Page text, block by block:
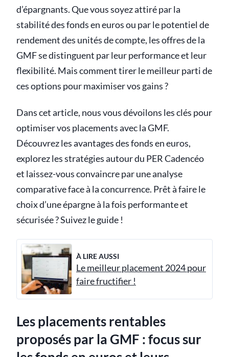
d’épargnants. Que vous soyez attiré par la
stabilité des fonds en euros ou par le potentiel de
rendement des unités de compte, les offres de la
GMF se distinguent par leur performance et leur
flexibilité. Mais comment tirer le meilleur parti de
ces options pour maximiser vos gains ?
Dans cet article, nous vous dévoilons les clés pour
optimiser vos placements avec la GMF.
Découvrez les avantages des fonds en euros,
explorez les stratégies autour du PER Cadencéo
et laissez-vous convaincre par une analyse
comparative face à la concurrence. Prêt à faire le
choix d’une épargne à la fois performante et
sécurisée ? Suivez le guide !
À LIRE AUSSI
Le meilleur placement 2024 pour
faire fructifier !
Les placements rentables
proposés par la GMF : focus sur